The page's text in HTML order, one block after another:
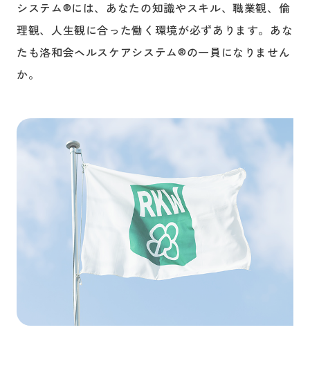
システム®︎には、あなたの知識やスキル、職業観、倫
理観、人生観に合った働く環境が必ずあります。あな
たも洛和会ヘルスケアシステム®︎の一員になりません
か。